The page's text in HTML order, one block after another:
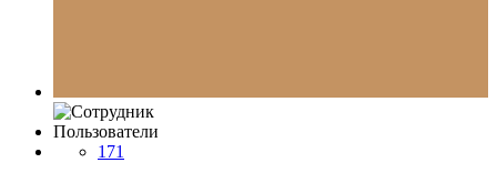
Пользователи
171